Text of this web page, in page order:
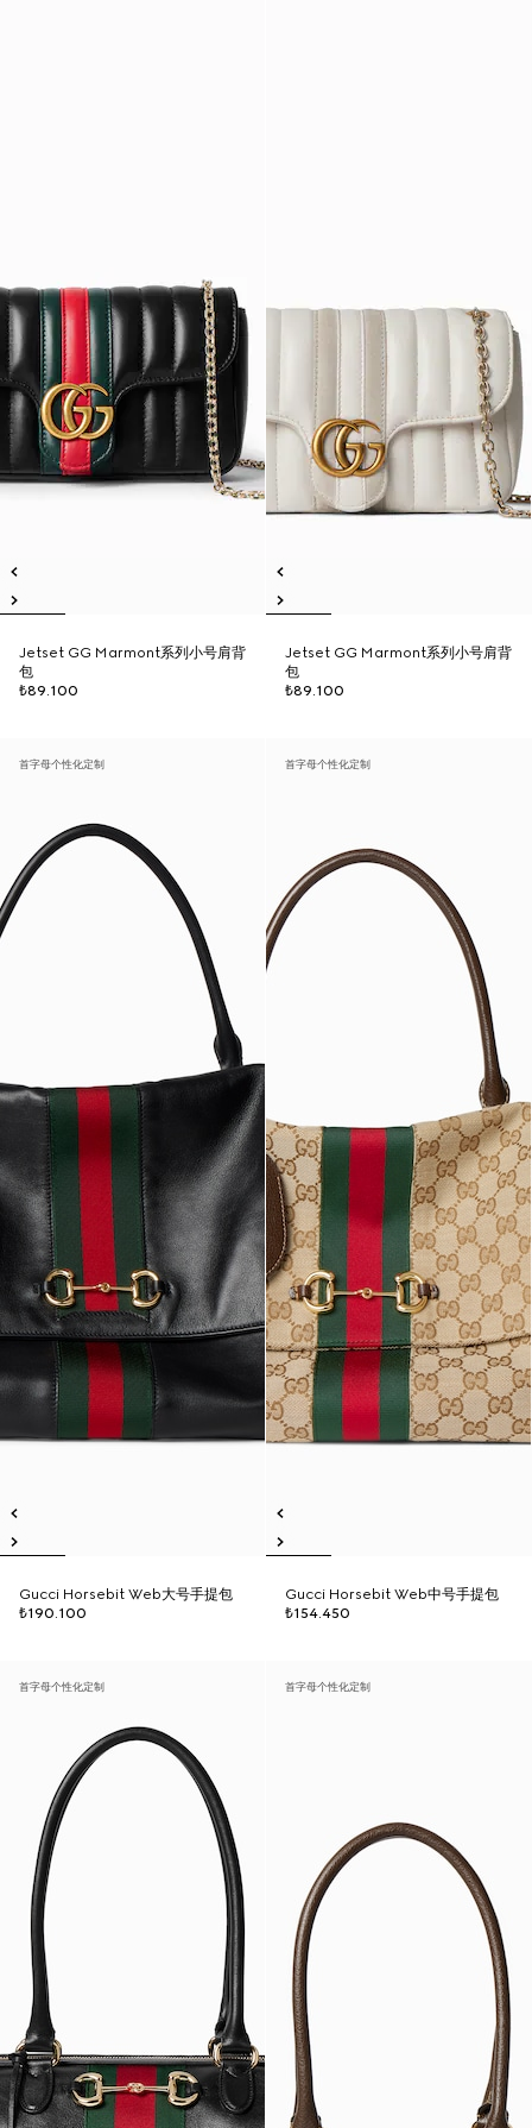
Jetset GG Marmont系列小号肩背
包
₺89.100
Jetset GG Marmont系列小号肩背
包
₺89.100
首字母个性化定制
Gucci Horsebit Web大号手提包
₺190.100
首字母个性化定制
Gucci Horsebit Web中号手提包
₺154.450
首字母个性化定制 首字母个性化定制